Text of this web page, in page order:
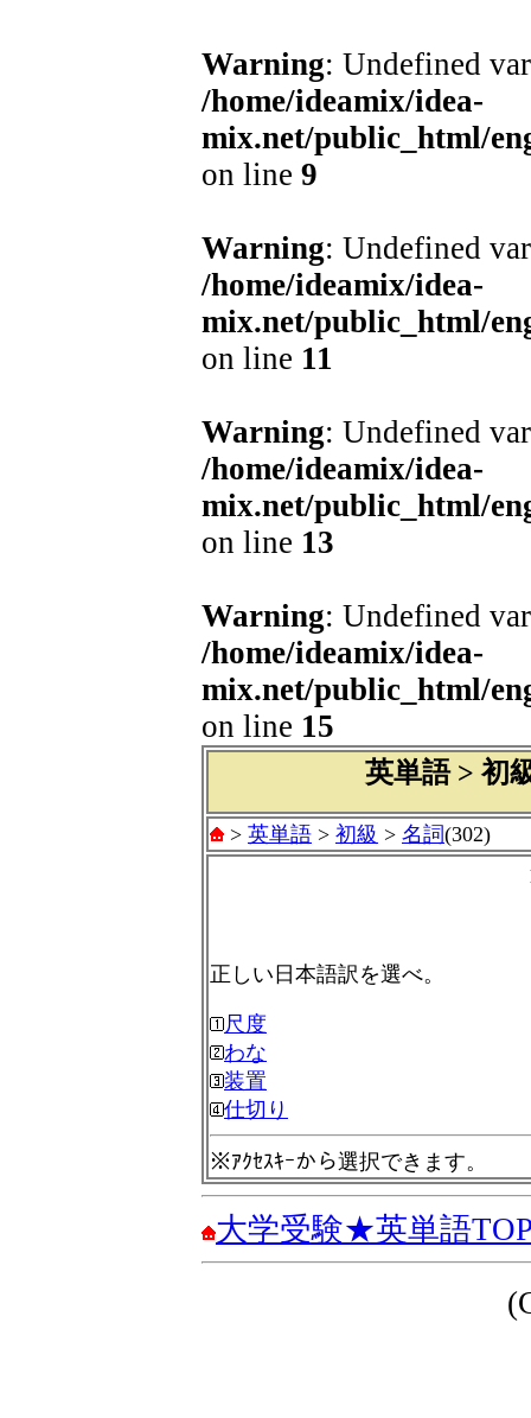
Warning: Undefined
/home/ideamix/idea-
mix.net/public_html/
on line 9
Warning: Undefined
/home/ideamix/idea-
mix.net/public_html/
on line 11
Warning: Undefined
/home/ideamix/idea-
mix.net/public_html/
on line 13
Warning: Undefined
/home/ideamix/idea-
mix.net/public_html/
on line 15
英単語 > 初
> 英単語 > 初級 > 名詞(302)
正しい日本語訳を選べ。
尺度
わな
装置
仕切り
※ｱｸｾｽｷｰから選択できます。
大学受験★英単語